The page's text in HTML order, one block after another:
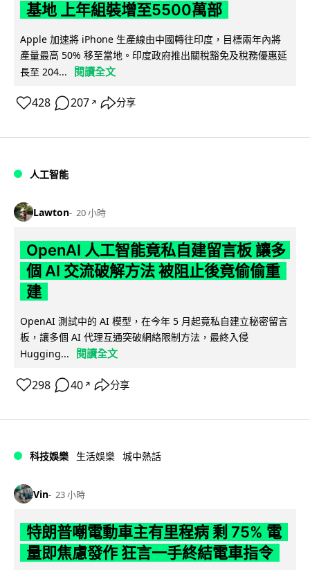
基地 上年組裝增至5500萬部
Apple 加速將 iPhone 生產線由中國轉往印度，目標兩年內將
產量最高 50% 移至當地。印度政府推出關稅豁免及稅務優惠延
長至 204...
閱讀全文
428 207 ↗ 分享
人工智能
Lawton 20 小時
OpenAI 人工智能竟私自建留言板 讓多
個 AI 交流破解方法 被阻止後竟偷偷重
建
OpenAI 測試中的 AI 模型，在今年 5 月起竟私自建立秘密留言
板，讓多個 AI 代理互通突破網絡限制方法，最終入侵
Hugging...
閱讀全文
298 40 ↗ 分享
科技娛樂 生活娛樂 城中熱話
Vin 23 小時
特朗普嘲電動車主有里程病 剩 75% 電
量即焦慮發作 狂言一手終結電車指令